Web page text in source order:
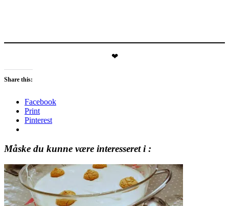
❤
Share this:
Facebook
Print
Pinterest
Måske du kunne være interesseret i :